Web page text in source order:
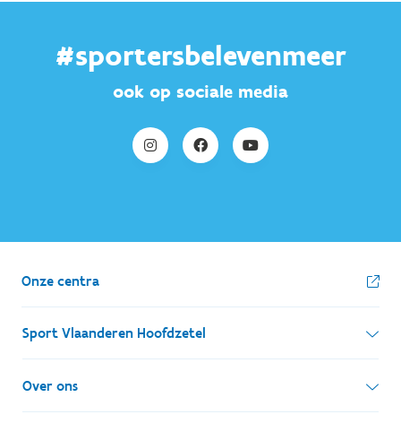
#sportersbelevenmeer
ook op sociale media
Onze centra
Sport Vlaanderen Hoofdzetel
Simon Bolivarlaan 17
1000 Brussel
Over ons